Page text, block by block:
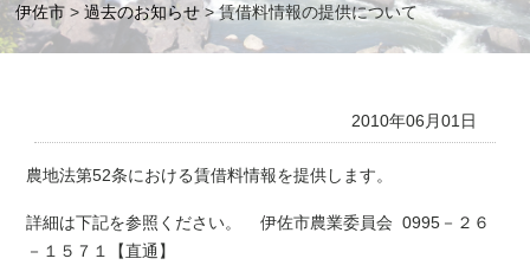
伊佐市 >過去のお知らせ > 賃借料情報の提供について
2010年06月01日
農地法第52条における賃借料情報を提供します。
詳細は下記を参照ください。 伊佐市農業委員会 0995－２６
－１５７１【直通】